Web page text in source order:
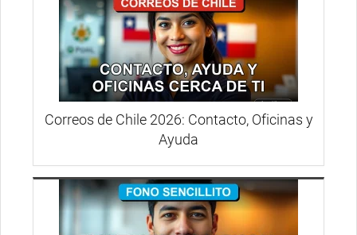
Correos de Chile 2026: Contacto, Oficinas y
Ayuda